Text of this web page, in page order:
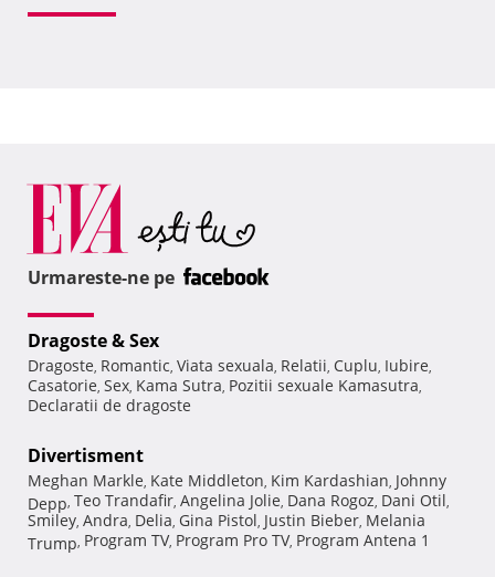
Urmareste-ne pe
Dragoste & Sex
Dragoste, Romantic, Viata sexuala, Relatii, Cuplu, Iubire,
Casatorie, Sex, Kama Sutra, Pozitii sexuale Kamasutra,
Declaratii de dragoste
Divertisment
Meghan Markle, Kate Middleton, Kim Kardashian, Johnny
Depp, Teo Trandafir, Angelina Jolie, Dana Rogoz, Dani Otil,
Smiley, Andra, Delia, Gina Pistol, Justin Bieber, Melania
Trump, Program TV, Program Pro TV, Program Antena 1